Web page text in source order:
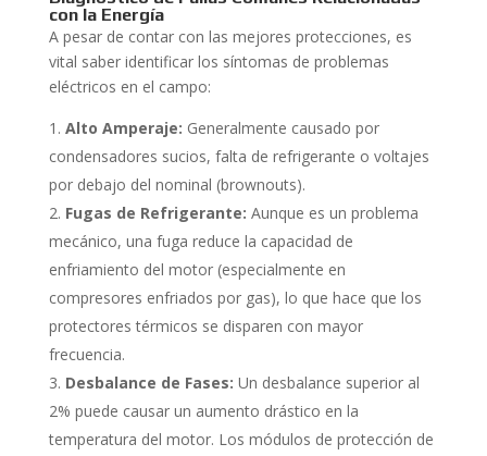
con la Energía
A pesar de contar con las mejores protecciones, es
vital saber identificar los síntomas de problemas
eléctricos en el campo:
Alto Amperaje: Generalmente causado por
condensadores sucios, falta de refrigerante o voltajes
por debajo del nominal (brownouts).
Fugas de Refrigerante: Aunque es un problema
mecánico, una fuga reduce la capacidad de
enfriamiento del motor (especialmente en
compresores enfriados por gas), lo que hace que los
protectores térmicos se disparen con mayor
frecuencia.
Desbalance de Fases: Un desbalance superior al
2% puede causar un aumento drástico en la
temperatura del motor. Los módulos de protección de